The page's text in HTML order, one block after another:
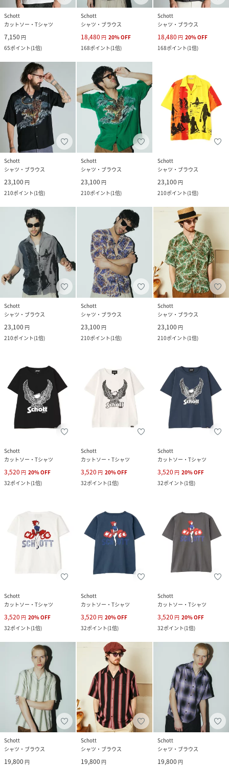
Schott
カットソー・Tシャツ
7,150 円
65ポイント(1倍)
Schott
シャツ・ブラウス
18,480 円 20%OFF
168ポイント(1倍)
Schott
シャツ・ブラウス
18,480 円 20%OFF
168ポイント(1倍)
Schott
シャツ・ブラウス
23,100 円
210ポイント(1倍)
Schott
シャツ・ブラウス
23,100 円
210ポイント(1倍)
Schott
シャツ・ブラウス
23,100 円
210ポイント(1倍)
Schott
シャツ・ブラウス
23,100 円
210ポイント(1倍)
Schott
シャツ・ブラウス
23,100 円
210ポイント(1倍)
Schott
シャツ・ブラウス
23,100 円
210ポイント(1倍)
Schott
カットソー・Tシャツ
3,520 円 20%OFF
32ポイント(1倍)
Schott
カットソー・Tシャツ
3,520 円 20%OFF
32ポイント(1倍)
Schott
カットソー・Tシャツ
3,520 円 20%OFF
32ポイント(1倍)
Schott
カットソー・Tシャツ
3,520 円 20%OFF
32ポイント(1倍)
Schott
カットソー・Tシャツ
3,520 円 20%OFF
32ポイント(1倍)
Schott
カットソー・Tシャツ
3,520 円 20%OFF
32ポイント(1倍)
Schott
シャツ・ブラウス
19,800 円
Schott
シャツ・ブラウス
19,800 円
Schott
シャツ・ブラウス
19,800 円